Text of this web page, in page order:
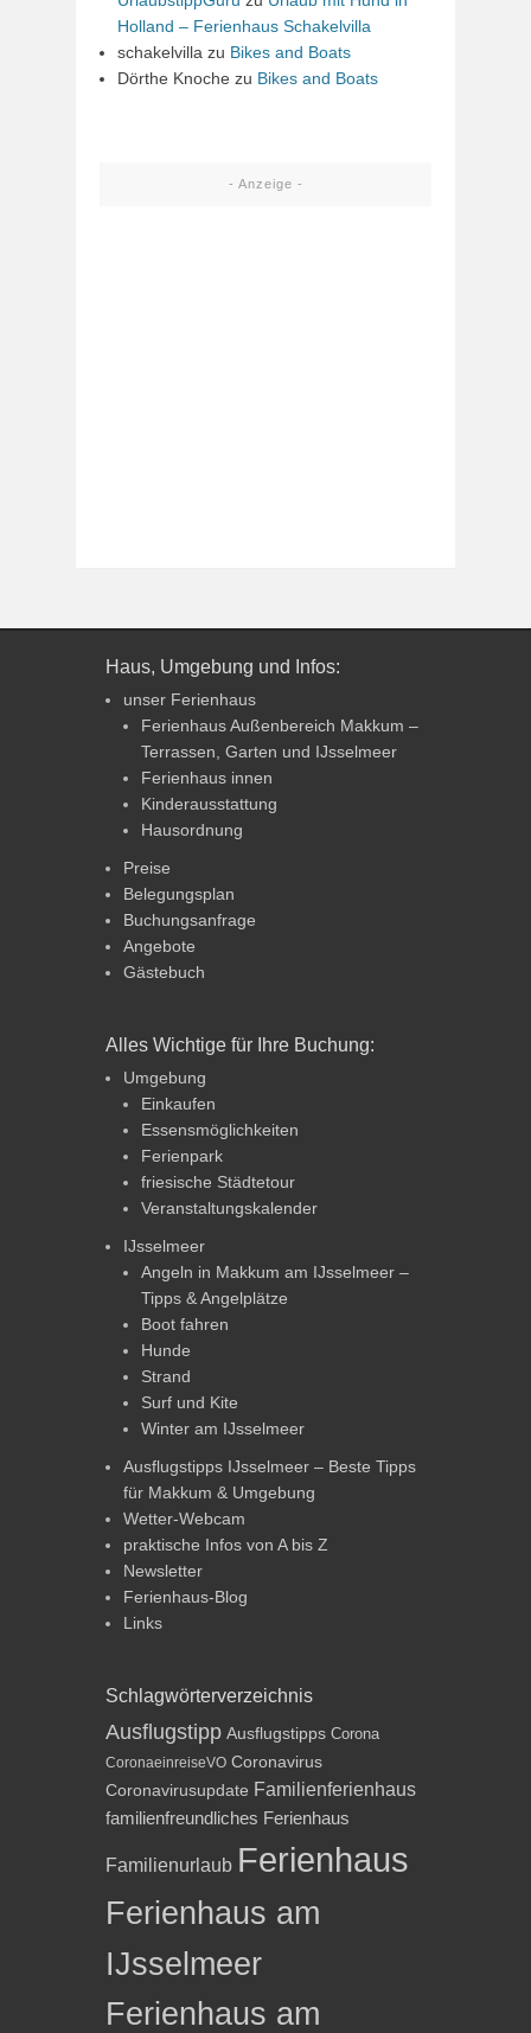
Holland – Ferienhaus Schakelvilla
schakelvilla zu Bikes and Boats
Dörthe Knoche zu Bikes and Boats
- Anzeige -
Haus, Umgebung und Infos:
unser Ferienhaus
Ferienhaus Außenbereich Makkum –
Terrassen, Garten und IJsselmeer
Ferienhaus innen
Kinderausstattung
Hausordnung
Preise
Belegungsplan
Buchungsanfrage
Angebote
Gästebuch
Alles Wichtige für Ihre Buchung:
Umgebung
Einkaufen
Essensmöglichkeiten
Ferienpark
friesische Städtetour
Veranstaltungskalender
IJsselmeer
Angeln in Makkum am IJsselmeer –
Tipps & Angelplätze
Boot fahren
Hunde
Strand
Surf und Kite
Winter am IJsselmeer
Ausflugstipps IJsselmeer – Beste Tipps
für Makkum & Umgebung
Wetter-Webcam
praktische Infos von A bis Z
Newsletter
Ferienhaus-Blog
Links
Schlagwörterverzeichnis
Ausflugstipp Ausflugstipps Corona
CoronaeinreiseVO Coronavirus
Coronavirusupdate Familienferienhaus
familienfreundliches Ferienhaus
Familienurlaub Ferienhaus
Ferienhaus am
IJsselmeer
Ferienhaus am